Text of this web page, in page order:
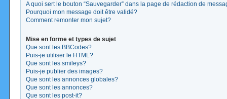
A quoi sert le bouton “Sauvegarder” dans la page de rédaction de
Pourquoi mon message doit être validé?
Comment remonter mon sujet?
Mise en forme et types de sujet
Que sont les BBCodes?
Puis-je utiliser le HTML?
Que sont les smileys?
Puis-je publier des images?
Que sont les annonces globales?
Que sont les annonces?
Que sont les post-it?